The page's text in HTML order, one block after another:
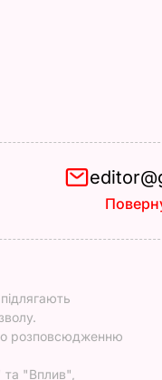
розповсюдженню
"Вплив",